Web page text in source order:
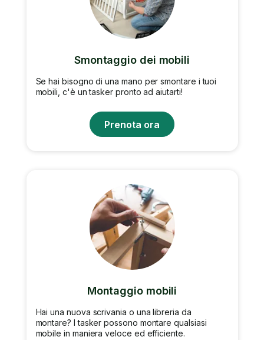
Smontaggio dei mobili
Se hai bisogno di una mano per smontare i tuoi
mobili, c'è un tasker pronto ad aiutarti!
Prenota ora
Montaggio mobili
Hai una nuova scrivania o una libreria da
montare? I tasker possono montare qualsiasi
mobile in maniera veloce ed efficiente.